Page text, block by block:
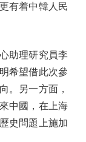
有着中韓人民
助理研究員李
希望借此次參
。另一方面，
中國，在上海
史問題上施加